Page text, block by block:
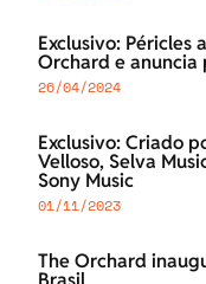
Exclusivo: Péricles
Orchard e
26/04/2024
Exclusivo: Criado
Velloso, Selva
Sony Music
01/11/2023
The Orchard